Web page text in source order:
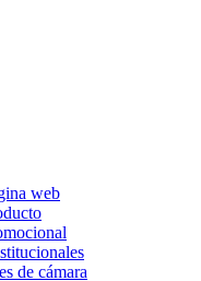
web
de cámara